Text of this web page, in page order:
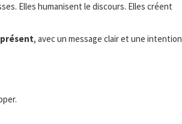
Elles humanisent le discours. Elles créent
, avec un message clair et une intention